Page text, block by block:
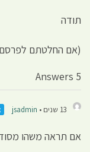
תודה
(אם החלטתם
5 Answers
13 שנים • jsadmin
אם תראה משהו